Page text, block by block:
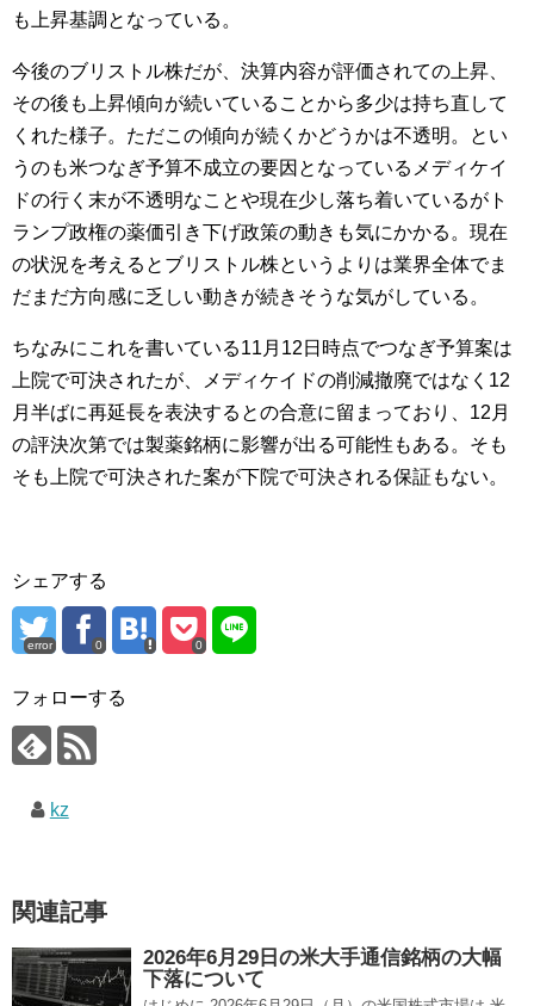
も上昇基調となっている。
今後のブリストル株だが、決算内容が評価されての上昇、
その後も上昇傾向が続いていることから多少は持ち直して
くれた様子。ただこの傾向が続くかどうかは不透明。とい
うのも米つなぎ予算不成立の要因となっているメディケイ
ドの行く末が不透明なことや現在少し落ち着いているがト
ランプ政権の薬価引き下げ政策の動きも気にかかる。現在
の状況を考えるとブリストル株というよりは業界全体でま
だまだ方向感に乏しい動きが続きそうな気がしている。
ちなみにこれを書いている11月12日時点でつなぎ予算案は
上院で可決されたが、メディケイドの削減撤廃ではなく12
月半ばに再延長を表決するとの合意に留まっており、12月
の評決次第では製薬銘柄に影響が出る可能性もある。そも
そも上院で可決された案が下院で可決される保証もない。
シェアする
error 0 0
フォローする
kz
関連記事
2026年6月29日の米大手通信銘柄の大幅
下落について